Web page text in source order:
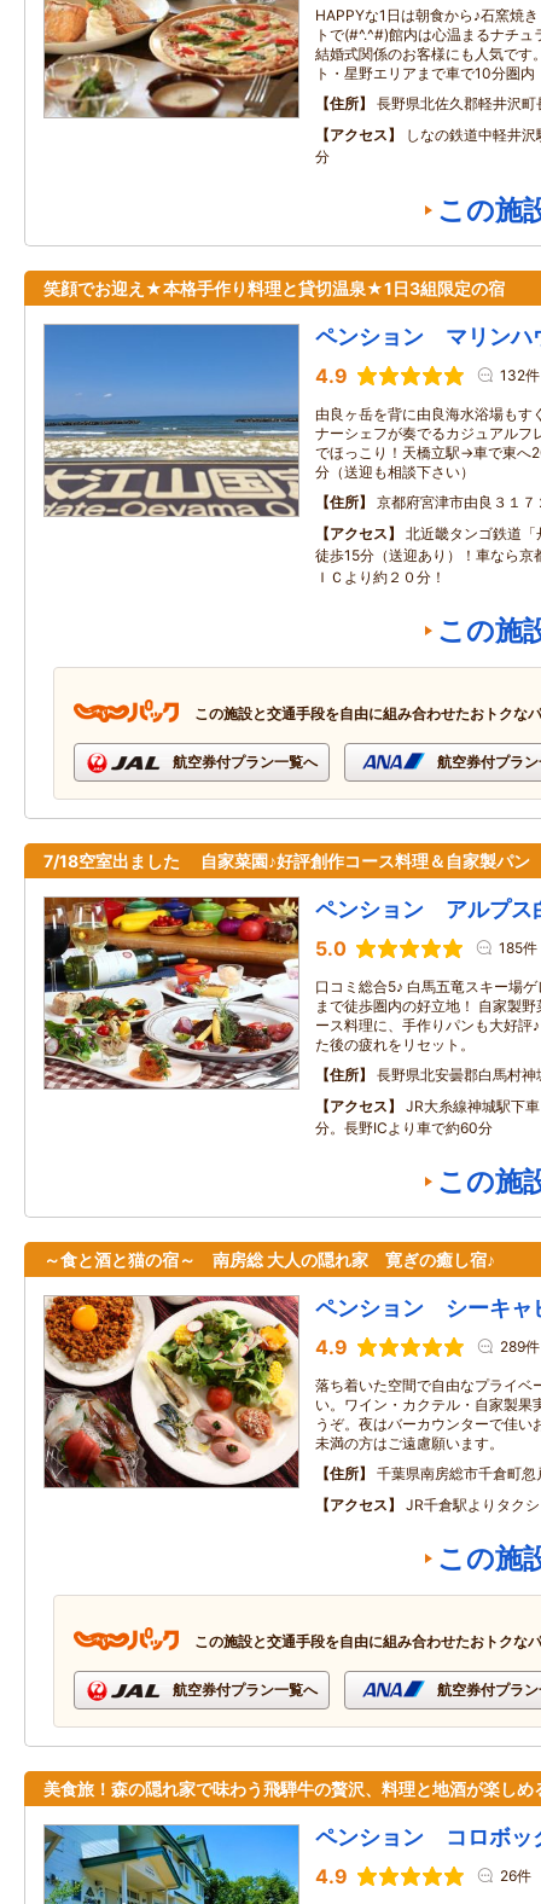
HAPPYな1日は朝食から♪石窯焼
トで(#^.^#)館内は心温まるナチ
結婚式関係のお客様にも人気です
ト・星野エリアまで車で10分圏内
住所
長野県北佐久郡軽井沢
アクセス
しなの鉄道中軽井
分
この施
笑顔でお迎え★本格手作り料理と貸切温泉★1日3組限定の宿
ペンション マリンハ
4.9 132件
由良ヶ岳を背に由良海水浴場もす
ナーシェフが奏でるカジュアルフ
でほっこり！天橋立駅→車で東へ
分（送迎も相談下さい）
住所
京都府宮津市由良３１７
アクセス
北近畿タンゴ鉄道
徒歩15分（送迎あり）！車なら京
ＩＣより約２０分！
この施
この施設と交通手段を自由に組み合わせたおトクな
航空券付プラン一覧へ 航空券付プラ
7/18空室出ました 自家菜園♪好評創作コース料理＆自家製パン
ペンション アルプス
5.0 185件
口コミ総合5♪ 白馬五竜スキー場
まで徒歩圏内の好立地！ 自家製
ース料理に、手作りパンも大好評
た後の疲れをリセット。
住所
長野県北安曇郡白馬村
アクセス
JR大糸線神城駅下
分。長野ICより車で約60分
この施
～食と酒と猫の宿～ 南房総 大人の隠れ家 寛ぎの癒し宿♪
ペンション シーキャ
4.9 289件
落ち着いた空間で自由なプライベ
い。ワイン・カクテル・自家製果
うぞ。夜はバーカウンターで佳
未満の方はご遠慮願います。
住所
千葉県南房総市千倉町
アクセス
JR千倉駅よりタク
この施
この施設と交通手段を自由に組み合わせたおトクな
航空券付プラン一覧へ 航空券付プラ
美食旅！森の隠れ家で味わう飛騨牛の贅沢、料理と地酒が楽しめ
ペンション コロボッ
4.9 26件